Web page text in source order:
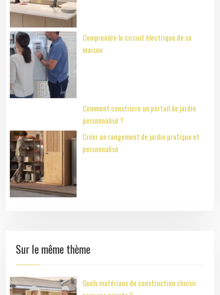
Comprendre le circuit électrique de sa
maison
Comment construire un portail de jardin
personnalisé ?
Créer un rangement de jardin pratique et
personnalisé
Sur le même thème
Quels matériaux de construction choisir